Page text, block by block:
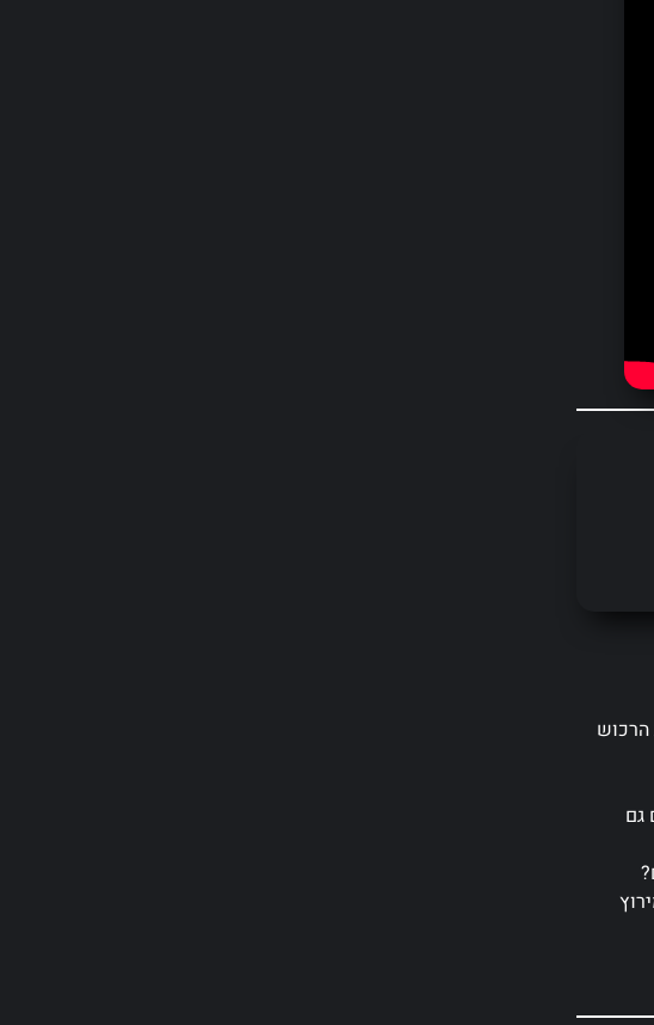
הרכוש
גם